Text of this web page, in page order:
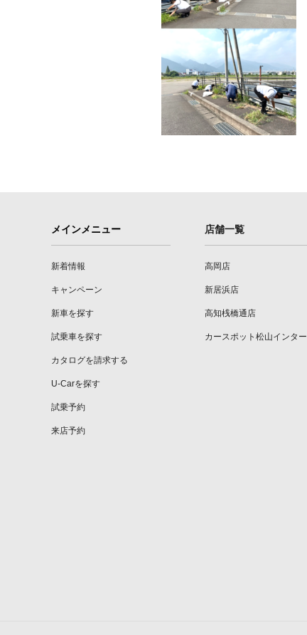
メインメニュー
新着情報
キャンペーン
新車を探す
試乗車を探す
カタログを請求する
U-Carを探す
試乗予約
来店予約
店舗一覧
高岡店
新居浜店
高知桟橋通店
カースポット松山インター